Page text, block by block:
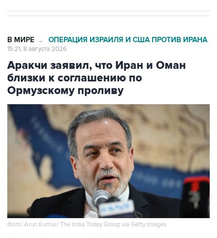
В МИРЕ → ОПЕРАЦИЯ ИЗРАИЛЯ И США ПРОТИВ ИРАНА
15:21, 8 августа 2026
Аракчи заявил, что Иран и Оман
близки к соглашению по
Ормузскому проливу
Фото: Arun Kumar/ The India Today Group via Getty Images